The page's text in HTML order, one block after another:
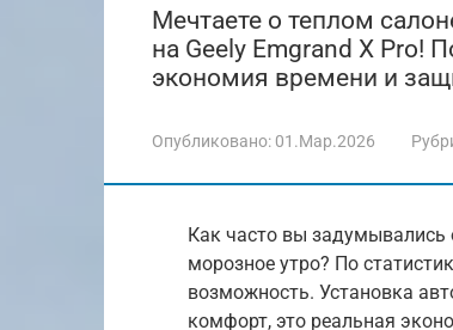
Мечтаете о теплом
на Geely Emgrand X Pro!
экономия времени и
Опубликовано: 01.Мар.2026
Как часто вы задумывались
морозное утро? По
возможность. Установка
комфорт, это реальная